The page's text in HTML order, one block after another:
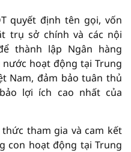
quyết định tên gọi, vốn
trụ sở chính và các nội
thành lập Ngân hàng
hoạt động tại Trung
Nam, đảm bảo tuân thủ
lợi ích cao nhất của
tham gia và cam kết
con hoạt động tại Trung